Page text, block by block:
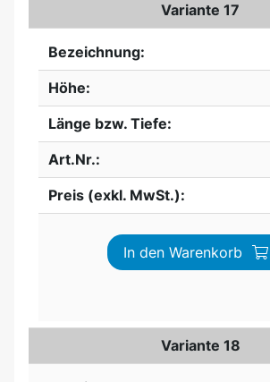
Variante 17
Bezeichnung:
Höhe:
Länge bzw. Tiefe:
Art.Nr.:
Preis (exkl. MwSt.):
In den Warenkorb
Variante 18